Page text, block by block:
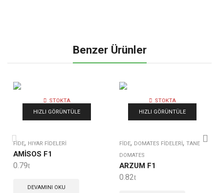
Benzer Ürünler
STOKTA
YOK
HIZLI GÖRÜNTÜLE
FIDE, HIYAR FIDELERI
AMİSOS F1
0.79
DEVAMINI OKU
STOKTA
YOK
HIZLI GÖRÜNTÜLE
FIDE, DOMATES FIDELERI, TANE
DOMATES
ARZUM F1
0.82